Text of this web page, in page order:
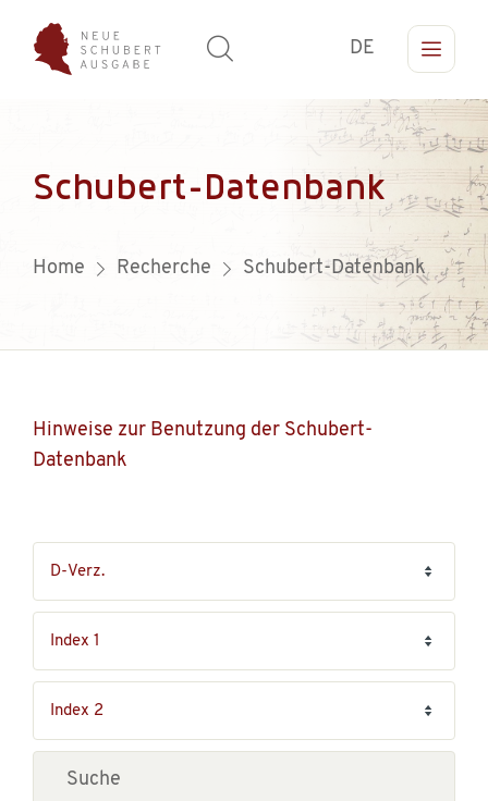
DE
Schubert-Datenbank
Home Recherche Schubert-Datenbank
Hinweise zur Benutzung der Schubert-
Datenbank